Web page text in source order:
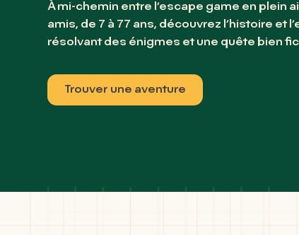
À mi-chemin entre l’escape game en plein
amis, de 7 à 77 ans, découvrez l’histoire et
résolvant des énigmes et une quête bien
Trouver une aventure